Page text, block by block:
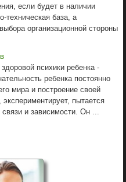
если будет в наличии
техническая база, а
организационной стороны
психики ребенка -
ребенка постоянно
мира и построение своей
пытается
и зависимости. Он ...